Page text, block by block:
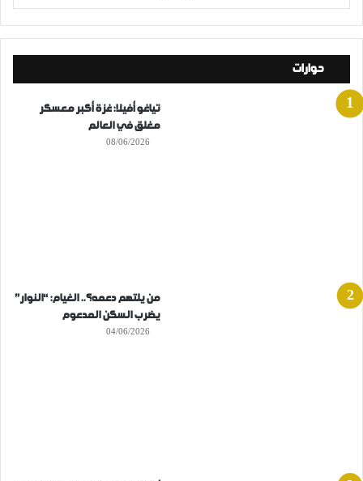
حوارات
تياغو أفيلا: غزة أكبر معسكر
مغلق في العالم
08/06/2026
من يلتهم دعمه؟.. الغيام: “النوار”
يضرب السكن المدعوم
04/06/2026